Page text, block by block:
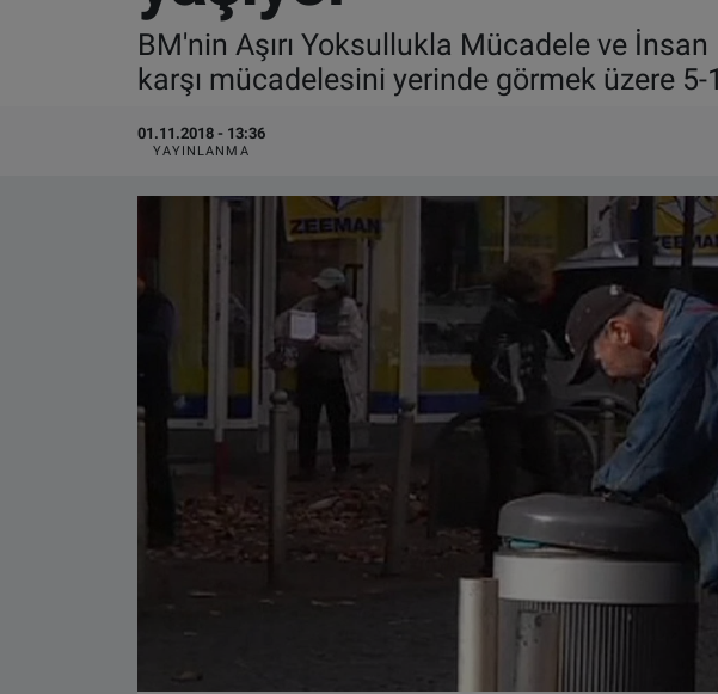
BM'nin Aşırı Yoksullukla Mücadele ve
karşı mücadelesini yerinde görmek üzere 5-
01.11.2018 - 13:36
YAYINLANMA
VIDEO GALERİ
ALGEMENE VOORWAARDEN